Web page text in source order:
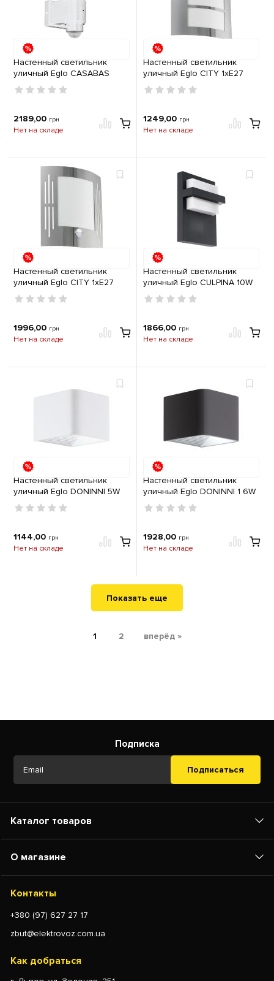
Настенный светильник
уличный Eglo CASABAS
2х4W 6500K IP44 с
датчиком движения белый
2189,00 грн
Нет на складе
Настенный светильник
уличный Eglo CITY 1хE27
IP44 нержавеющая сталь
1249,00 грн
Нет на складе
Настенный светильник
уличный Eglo CITY 1хE27
IP44 с датчиком движения
нержавеющая сталь
1996,00 грн
Нет на складе
Настенный светильник
уличный Eglo CULPINA 10W
3000K IP44 антрацит
1866,00 грн
Нет на складе
Настенный светильник
уличный Eglo DONINNI 5W
3000K IP44 белый
1144,00 грн
Нет на складе
Настенный светильник
уличный Eglo DONINNI 1 6W
3000K IP44 антрацит
1928,00 грн
Нет на складе
Показать еще
1 2 вперёд »
Подписка
Подписаться
Каталог товаров
О магазине
Контакты
+380 (97) 627 27 17
zbut@elektrovoz.com.ua
Как добраться